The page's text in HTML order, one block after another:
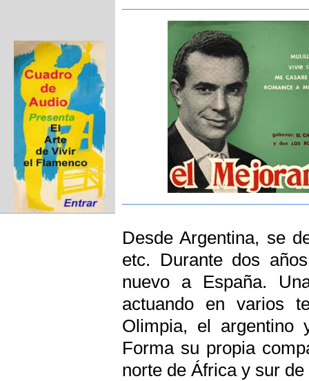
Desde Argentina, se
etc. Durante dos
nuevo a España.
actuando en varios
Olimpia, el argentino
Forma su propia
norte de África y sur